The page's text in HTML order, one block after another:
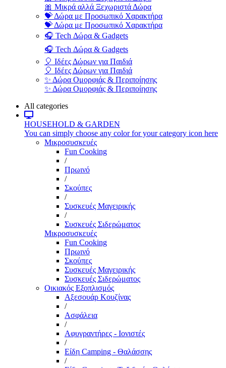
🎀 Μικρά αλλά Ξεχωριστά Δώρα
💝 Δώρα με Προσωπικό Χαρακτήρα
💝 Δώρα με Προσωπικό Χαρακτήρα
🎧 Tech Δώρα & Gadgets
🎧 Tech Δώρα & Gadgets
🎈 Ιδέες Δώρων για Παιδιά
🎈 Ιδέες Δώρων για Παιδιά
✨ Δώρα Ομορφιάς & Περιποίησης
✨ Δώρα Ομορφιάς & Περιποίησης
All categories
HOUSEHOLD & GARDEN
You can simply choose any color for your category icon here
Μικροσυσκευές
Fun Cooking
/
Πρωινό
/
Σκούπες
/
Συσκευές Μαγειρικής
/
Συσκευές Σιδερώματος
Μικροσυσκευές
Fun Cooking
Πρωινό
Σκούπες
Συσκευές Μαγειρικής
Συσκευές Σιδερώματος
Οικιακός Εξοπλισμός
Αξεσουάρ Κουζίνας
/
Ασφάλεια
/
Αφυγραντήρες - Ιονιστές
/
Είδη Camping - Θαλάσσης
/